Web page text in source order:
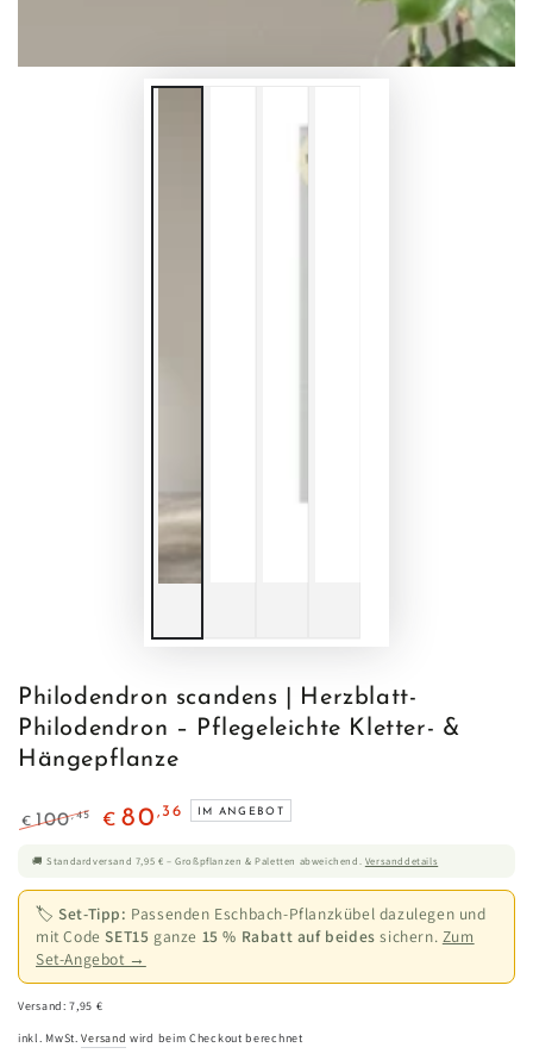
Philodendron scandens | Herzblatt-
Philodendron – Pflegeleichte Kletter- &
Hängepflanze
Preis
€ 100,45 € 80 ,36 IM ANGEBOT
🚚 Standardversand 7,95 € – Großpflanzen & Paletten abweichend. Versanddetails
🏷Set-Tipp: Passenden Eschbach-Pflanzkübel dazulegen und
mit CodeSET15 ganze 15 % Rabatt auf beides sichern. Zum
Set-Angebot →
Versand: 7,95 €
inkl. MwSt.Versand wird beim Checkout berechnet